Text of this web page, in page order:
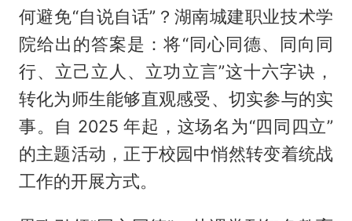
何避免“自说自话”？湖南城建职业技术学
院给出的答案是：将“同心同德、同向同
行、立己立人、立功立言”这十六字诀，
转化为师生能够直观感受、切实参与的实
事。自 2025 年起，这场名为“四同四立”
的主题活动，正于校园中悄然转变着统战
工作的开展方式。